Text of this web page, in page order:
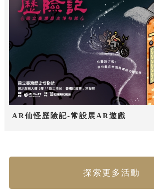
AR仙怪歷險記-常設展AR遊戲
探索更多活動